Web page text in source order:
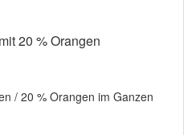
20 % Orangen
/ 20 % Orangen im Ganzen